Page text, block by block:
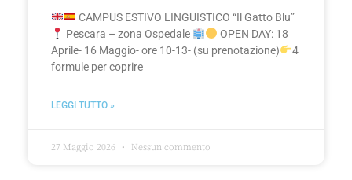
CAMPUS ESTIVO LINGUISTICO “Il Gatto Blu”
Pescara – zona Ospedale
OPEN DAY: 18
Aprile- 16 Maggio- ore 10-13- (su prenotazione)
4
formule per coprire
LEGGI TUTTO »
27 Maggio 2026 Nessun commento